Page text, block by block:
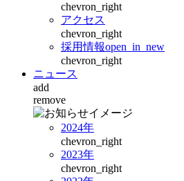
chevron_right
アクセス
chevron_right
採用情報open_in_new
chevron_right
ニュース
add
remove
2024年
chevron_right
2023年
chevron_right